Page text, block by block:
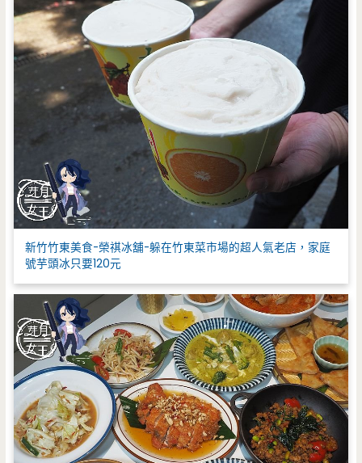
新竹竹東美食-榮祺冰舖-躲在竹東菜市場的超人氣老店，家庭
號芋頭冰只要120元